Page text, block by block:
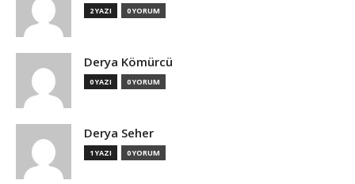
2 YAZI 0 YORUM
Derya Kömürcü
0 YAZI 0 YORUM
Derya Seher
1 YAZI 0 YORUM